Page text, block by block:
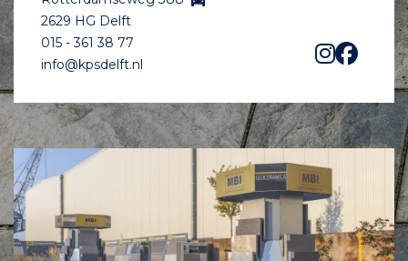
2629 HG Delft
015 - 361 38 77
info@kpsdelft.nl